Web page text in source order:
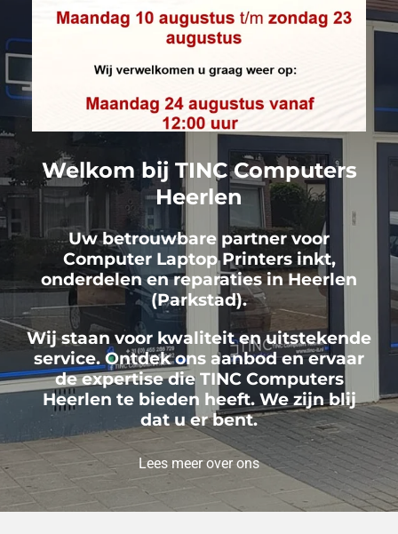
Welkom bij TINC Computers
Heerlen
Uw betrouwbare partner voor
Computer Laptop Printers inkt,
onderdelen en reparaties in Heerlen
(Parkstad).
Wij staan voor kwaliteit en uitstekende
service. Ontdek ons aanbod en ervaar
de expertise die TINC Computers
Heerlen te bieden heeft. We zijn blij
dat u er bent.
Lees meer over ons